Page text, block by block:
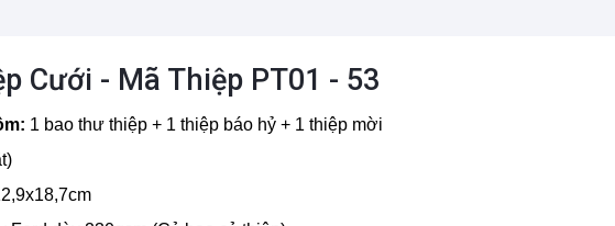
Cưới - Mã Thiệp PT01 - 53
1 bao thư thiệp + 1 thiệp báo hỷ + 1 thiệp mời